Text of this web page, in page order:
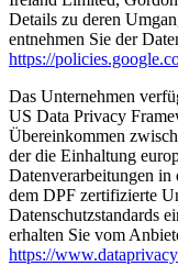
Details zu deren
entnehmen Sie der
https://
Das Unternehmen
US Data Privacy
Übereinkommen
der die Einhaltung
Datenverarbeitungen in
dem DPF zertifizierte
Datenschutzstandards
erhalten Sie vom
https://